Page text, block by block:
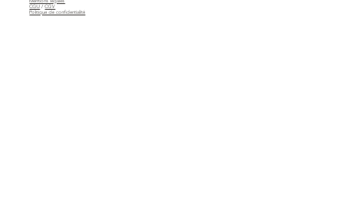
CGU /CGV
Politique de confidentialité